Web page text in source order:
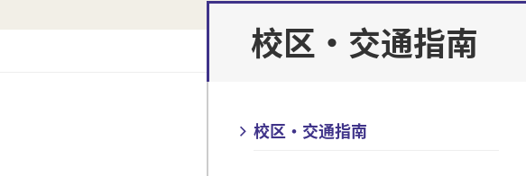
校区・交通指南
校区・交通指南